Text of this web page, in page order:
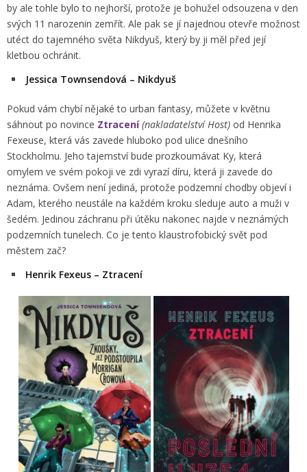
by ale tohle bylo to nejhorší, protože je bohužel odsouzena v den
svých 11 narozenin zemřít. Ale pak se jí najednou otevře možnost
utéct do tajemného světa Nikdyuš, který by ji měl před její
kletbou ochránit.
Jessica Townsendová – Nikdyuš
Pokud vám chybí nějaké to urban fantasy, můžete v květnu
sáhnout po novince Ztracení (nakladatelství Host) od Henrika
Fexeuse, která vás zavede hluboko pod ulice dnešního
Stockholmu. Jeho tajemství bude prozkoumávat Ky, která
omylem ve svém pokoji ve zdi vyrazí díru, která ji zavede do
neznáma. Ovšem není jediná, protože podzemní chodby objeví i
Adam, kterého neustále na každém kroku sleduje auto a muži v
šedém. Jedinou záchranu při útěku nakonec najde v neznámých
podzemních tunelech. Co je tento klaustrofobický svět pod
městem zač?
Henrik Fexeus – Ztracení